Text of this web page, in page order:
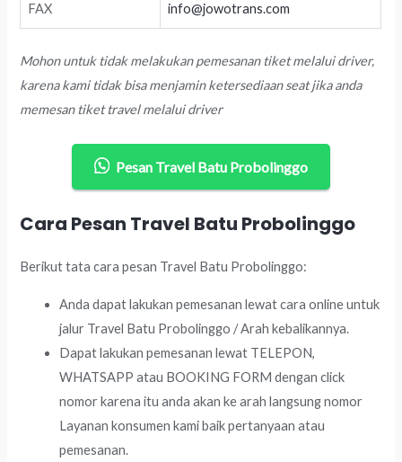
FAX info@jowotrans.com
Mohon untuk tidak melakukan pemesanan tiket melalui driver,
karena kami tidak bisa menjamin ketersediaan seat jika anda
memesan tiket travel melalui driver
Pesan Travel Batu Probolinggo
Cara Pesan Travel Batu Probolinggo
Berikut tata cara pesan Travel Batu Probolinggo:
Anda dapat lakukan pemesanan lewat cara online untuk
jalur Travel Batu Probolinggo / Arah kebalikannya.
Dapat lakukan pemesanan lewat TELEPON,
WHATSAPP atau BOOKING FORM dengan click
nomor karena itu anda akan ke arah langsung nomor
Layanan konsumen kami baik pertanyaan atau
pemesanan.